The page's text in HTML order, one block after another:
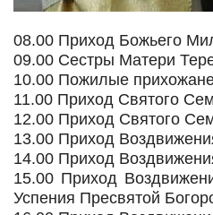
08.00 Приход Божьего
09.00 Сестры Матери
10.00 Пожилые
11.00 Приход Святого
12.00 Приход Святого
13.00 Приход
14.00 Приход
15.00 Приход
Успения Пресвятой